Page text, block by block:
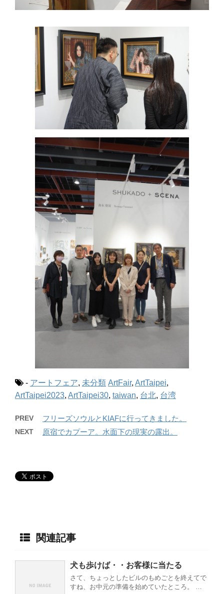
- アートフェア, 未分類 ArtFair, ArtTaipei,
ArtTaipei2023, ArtTaipei30, taiwan, 台北, 台湾
PREV フリーズソウルとKIAFに行ってきました。
NEXT 原宿でカプーア。水面下の現実の露出。
関連記事
犬も歩けば・・お客様に当たる
さて、ちょっとしたビルのもめごとを終えてで
すね、お中元の準備を始めていたところ。 …